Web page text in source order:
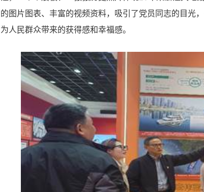
的图片图表、丰富的视频资料，吸引了党员同志的目光
为人民群众带来的获得感和幸福感。